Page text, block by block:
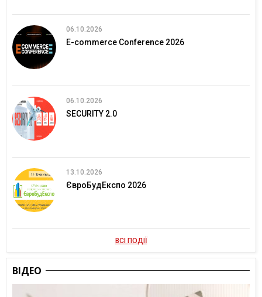
06.10.2026
E-commerce Conference 2026
06.10.2026
SECURITY 2.0
13.10.2026
ЄвроБудЕкспо 2026
ВСІ ПОДІЇ
ВІДЕО